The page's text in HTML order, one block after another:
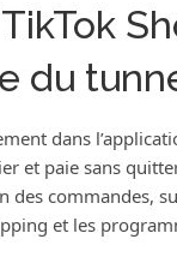
du
dans
et paie sans
des commandes,
et les